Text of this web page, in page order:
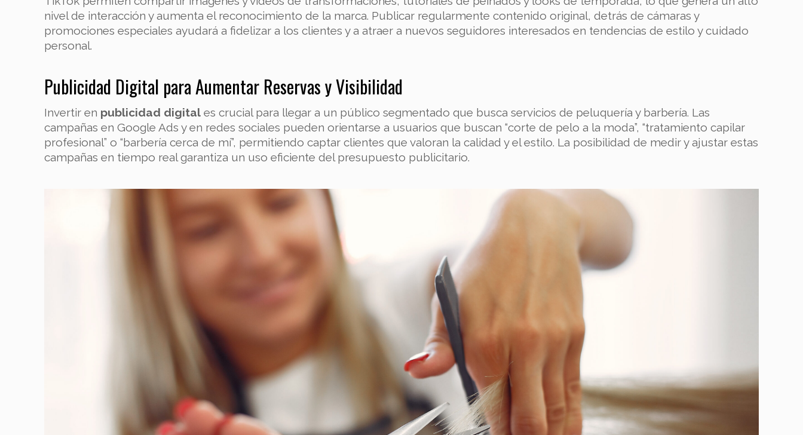
nivel de interacción y aumenta el reconocimiento de la marca. Publicar regularmente contenido original, detrás de cámaras y
promociones especiales ayudará a fidelizar a los clientes y a atraer a nuevos seguidores interesados en tendencias de estilo y cuidado
personal.
Publicidad Digital para Aumentar Reservas y Visibilidad
Invertir en publicidad digital es crucial para llegar a un público segmentado que busca servicios de peluquería y barbería. Las
campañas en Google Ads y en redes sociales pueden orientarse a usuarios que buscan “corte de pelo a la moda”, “tratamiento capilar
profesional” o “barbería cerca de mí”, permitiendo captar clientes que valoran la calidad y el estilo. La posibilidad de medir y ajustar estas
campañas en tiempo real garantiza un uso eficiente del presupuesto publicitario.